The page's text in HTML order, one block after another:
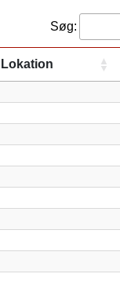
Søg:
Lokation